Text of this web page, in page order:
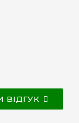
ВІДГУК